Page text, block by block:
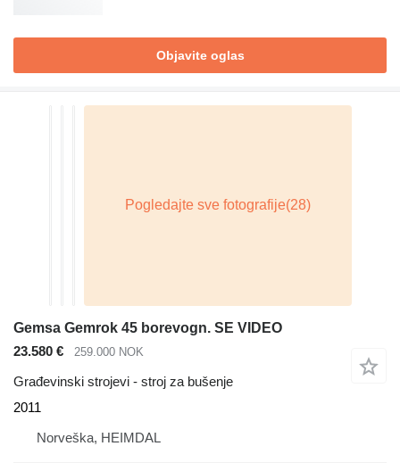
Objavite oglas
Gemsa Gemrok 45 borevogn. SE VIDEO
23.580 €
259.000 NOK
Građevinski strojevi - stroj za bušenje
2011
Norveška, HEIMDAL